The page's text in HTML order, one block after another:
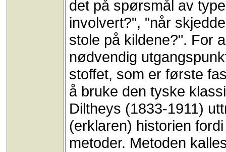
det på spørsmål av
involvert?", "når
stole på kildene?". For
nødvendig
stoffet, som er første
å bruke den tyske
Diltheys (1833-1911)
(erklaren) historien
metoder. Metoden